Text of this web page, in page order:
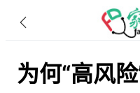
为何“高风